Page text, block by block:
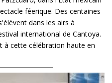
féerique. Des centaines
dans les airs à
international de Cantoya.
à cette célébration haute en